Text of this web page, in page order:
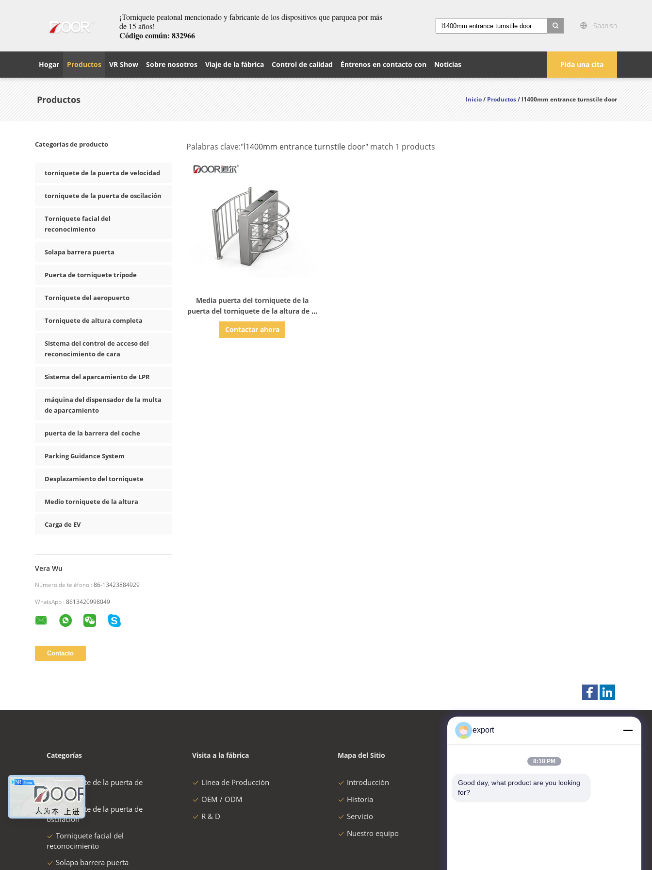
¡Torniquete peatonal mencionado y fabricante de los dispositivos que parquea por más
de 15 años!
Código común: 832966
Spanish
Pida una cita
Hogar Productos VR Show Sobre nosotros Viaje de la fábrica Control de calidad Éntrenos en contacto con Noticias
Productos Inicio/Productos/ l1400mm entrance turnstile door
Categorías de producto
torniquete de la puerta de velocidad
torniquete de la puerta de oscilación
Torniquete facial del
reconocimiento
Solapa barrera puerta
Puerta de torniquete trípode
Torniquete del aeropuerto
Torniquete de altura completa
Sistema del control de acceso del
reconocimiento de cara
Sistema del aparcamiento de LPR
máquina del dispensador de la multa
de aparcamiento
puerta de la barrera del coche
Parking Guidance System
Desplazamiento del torniquete
Medio torniquete de la altura
Carga de EV
Vera Wu
Número de teléfono : 86-13423884929
WhatsApp : 8613420998049
Palabras clave:"l1400mm entrance turnstile door" match 1 products
Media puerta del torniquete de la
puerta del torniquete de la altura de la
entrada con el sistema del control de
acceso de Smart Card
Contactar ahora
Categorías
torniquete de la puerta de
velocidad
torniquete de la puerta de
oscilación
Torniquete facial del
reconocimiento
Solapa barrera puerta
Visita a la fábrica
Línea de Producción
OEM / ODM
R & D
Mapa del Sitio
Introducción
Historia
Servicio
Nuestro equipo
Contactar Ahora
Shenzhen Door Intelligent
Control Technology Co., Ltd
export
8:18 PM
Good day, what product are you looking
for?